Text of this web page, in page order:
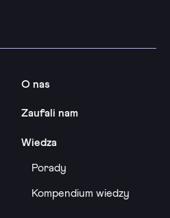
O nas
Zaufali nam
Wiedza
Porady
Kompendium wiedzy